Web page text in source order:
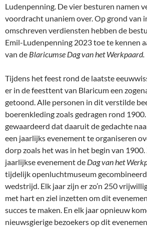
Ludenpenning. De vier besturen namen
voordracht unaniem over. Op grond van
omschreven verdiensten hebben de
Emil-Ludenpenning 2023 toe te kennen
van de Blaricumse Dag van het Werkpaard.
Tijdens het feest rond de laatste
er in de feesttent van Blaricum een
getoond. Alle personen in dit verstilde
boerenkleding zoals gedragen rond
gewaardeerd dat daaruit de gedachte
een jaarlijks evenement te organiseren
dorp zoals het was in het begin van
jaarlijkse evenement de Dag van het
tijdelijk openluchtmuseum
wedstrijd. Elk jaar zijn er zo’n 250
met hart en ziel inzetten om dit
succes te maken. En elk jaar opnieuw
nieuwsgierige bezoekers op dit